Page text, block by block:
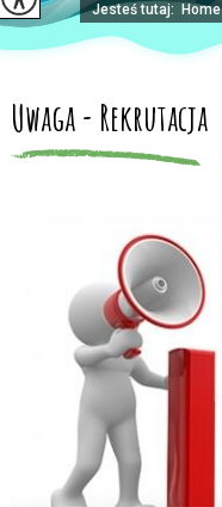
Jesteś tutaj: Home
Uwaga - Rekrutacja